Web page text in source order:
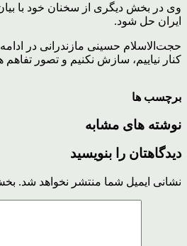
وی در بخش دیگری از سخنان خود با
ایران حل شود.
حجت‌الاسلام حسینی مازندرانی در
کنار نیاییم، سازش نکنیم و تصور تفاهم
برچسب ها
نوشته های مشابه
دیدگاهتان را بنویسید
نشانی ایمیل شما منتشر نخواهد شد.